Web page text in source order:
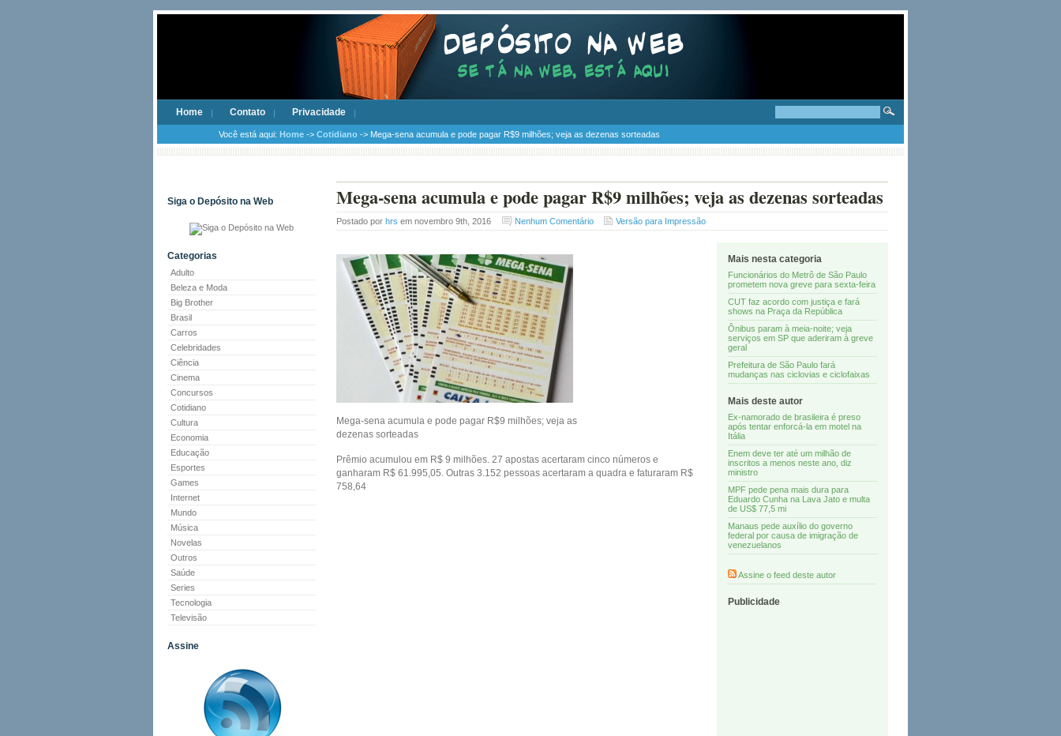
Home Contato Privacidade
Você está aqui: Home -> Cotidiano -> Mega-sena acumula e pode pagar R$9 milhões; veja as dezenas sorteadas
Siga o Depósito na Web
Categorias
Adulto
Beleza e Moda
Big Brother
Brasil
Carros
Celebridades
Ciência
Cinema
Concursos
Cotidiano
Cultura
Economia
Educação
Esportes
Games
Internet
Mundo
Música
Novelas
Outros
Saúde
Series
Tecnologia
Televisão
Assine
Mega-sena acumula e pode pagar R$9 milhões; veja as dezenas sorteadas
Postado por hrs em novembro 9th, 2016 Nenhum Comentário Versão para Impressão
Mega-sena acumula e pode pagar R$9 milhões; veja as
dezenas sorteadas
Prêmio acumulou em R$ 9 milhões. 27 apostas acertaram cinco números e
ganharam R$ 61.995,05. Outras 3.152 pessoas acertaram a quadra e faturaram R$
758,64
Mais nesta categoria
Funcionários do Metrô de São Paulo
prometem nova greve para sexta-feira
CUT faz acordo com justiça e fará
shows na Praça da República
Ônibus param à meia-noite; veja
serviços em SP que aderiram à greve
geral
Prefeitura de São Paulo fará
mudanças nas ciclovias e ciclofaixas
Mais deste autor
Ex-namorado de brasileira é preso
após tentar enforcá-la em motel na
Itália
Enem deve ter até um milhão de
inscritos a menos neste ano, diz
ministro
MPF pede pena mais dura para
Eduardo Cunha na Lava Jato e multa
de US$ 77,5 mi
Manaus pede auxílio do governo
federal por causa de imigração de
venezuelanos
Assine o feed deste autor
Publicidade